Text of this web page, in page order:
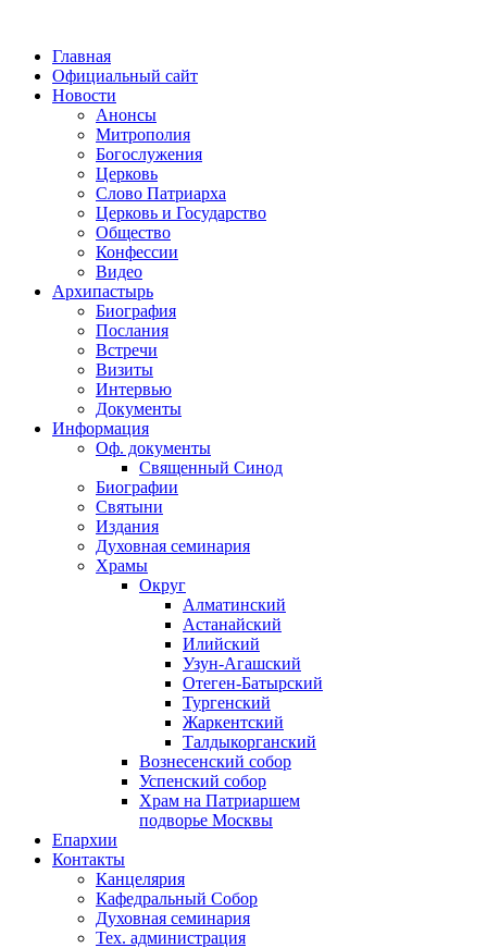
Главная
Официальный сайт
Новости
Анонсы
Митрополия
Богослужения
Церковь
Слово Патриарха
Церковь и Государство
Общество
Конфессии
Видео
Архипастырь
Биография
Послания
Встречи
Визиты
Интервью
Документы
Информация
Оф. документы
Священный Синод
Биографии
Святыни
Издания
Духовная семинария
Храмы
Округ
Алматинский
Астанайский
Илийский
Узун-Агашский
Отеген-Батырский
Тургенский
Жаркентский
Талдыкорганский
Вознесенский собор
Успенский собор
Храм на Патриаршем
подворье Москвы
Епархии
Контакты
Канцелярия
Кафедральный Собор
Духовная семинария
Тех. администрация